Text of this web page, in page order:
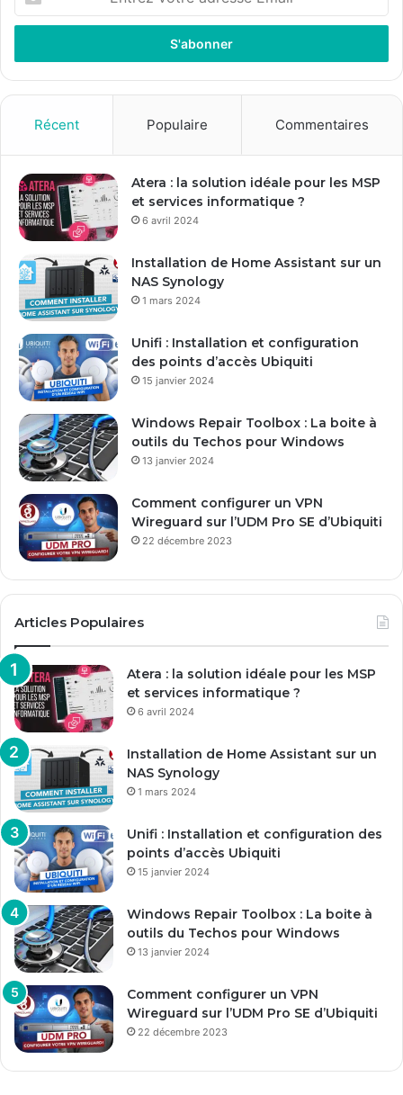
t
e
z
r
e
a
d
s
e
m
a
Récent Populaire Commentaires
Atera : la solution idéale pour les MSP
et services informatique ?
6 avril 2024
Installation de Home Assistant sur un
NAS Synology
1 mars 2024
Unifi : Installation et configuration
des points d’accès Ubiquiti
15 janvier 2024
Windows Repair Toolbox : La boite à
outils du Techos pour Windows
13 janvier 2024
Comment configurer un VPN
Wireguard sur l’UDM Pro SE d’Ubiquiti
22 décembre 2023
Articles Populaires
Atera : la solution idéale pour les MSP
et services informatique ?
6 avril 2024
Installation de Home Assistant sur un
NAS Synology
1 mars 2024
Unifi : Installation et configuration des
points d’accès Ubiquiti
15 janvier 2024
Windows Repair Toolbox : La boite à
outils du Techos pour Windows
13 janvier 2024
Comment configurer un VPN
Wireguard sur l’UDM Pro SE d’Ubiquiti
22 décembre 2023